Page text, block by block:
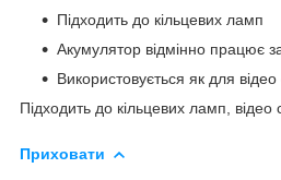
Підходить до кільцевих ламп
Акумулятор відмінно працює
Використовується як для відео
Підходить до кільцевих ламп, відео
Приховати